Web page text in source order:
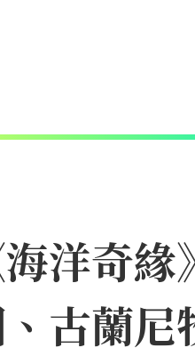
洋奇
古蘭尼